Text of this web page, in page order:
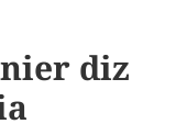
diz